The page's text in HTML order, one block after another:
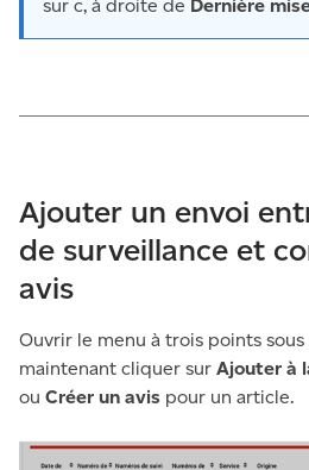
sur c, à droite de Dernière
Ajouter un envoi
de surveillance et
avis
Ouvrir le menu à trois points sous
maintenant cliquer sur Ajouter à
ou Créer un avis pour un article.